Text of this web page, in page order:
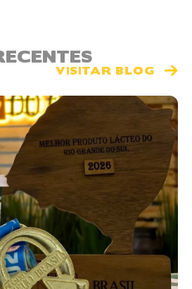
VISITAR BLOG